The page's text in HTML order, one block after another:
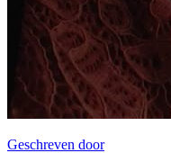
Geschreven door